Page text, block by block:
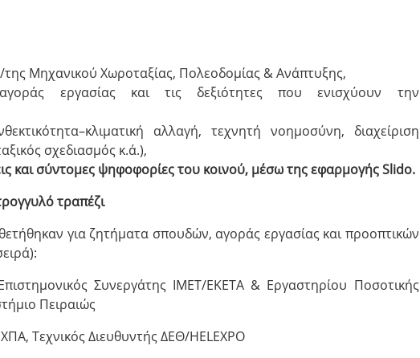
Μηχανικού Χωροταξίας, Πολεοδομίας & Ανάπτυξης,
εργασίας και τις δεξιότητες που ενισχύουν την
αλλαγή, τεχνητή νοημοσύνη, διαχείριση
σχεδιασμός κ.ά.),
και σύντομες ψηφοφορίες του κοινού, μέσω της εφαρμογήςSlido.
τραπέζι
για ζητήματα σπουδών, αγοράς εργασίας και προοπτικών
Συνεργάτης ΙΜΕΤ/ΕΚΕΤΑ & Εργαστηρίου Ποσοτικής
Πειραιώς
Τεχνικός Διευθυντής ΔΕΘ/HELEXPO